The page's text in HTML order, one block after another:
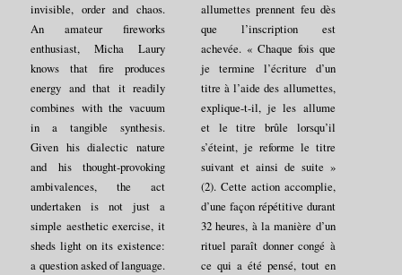
invisible, order and chaos.
An amateur fireworks
enthusiast, Micha Laury
knows that fire produces
energy and that it readily
combines with the vacuum
in a tangible synthesis.
Given his dialectic nature
and his thought-provoking
ambivalences, the act
undertaken is not just a
simple aesthetic exercise, it
sheds light on its existence:
a question asked of language.
allumettes prennent feu dès
que l’inscription est
achevée. « Chaque fois que
je termine l’écriture d’un
titre à l’aide des allumettes,
explique-t-il, je les allume
et le titre brûle lorsqu’il
s’éteint, je reforme le titre
suivant et ainsi de suite »
(2). Cette action accomplie,
d’une façon répétitive durant
32 heures, à la manière d’un
rituel paraît donner congé à
ce qui a été pensé, tout en